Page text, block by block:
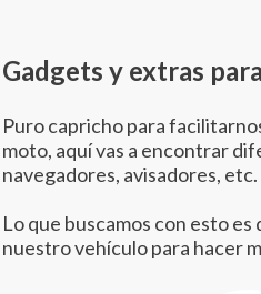
Gadgets y extras
Puro capricho para
moto, aquí vas a encontrar
navegadores, avisadores, etc.
Lo que buscamos con esto
nuestro vehículo para hacer